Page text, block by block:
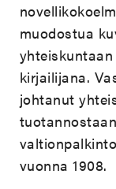
muodostua
kirjailijana.
johtanut
vuonna 1908.